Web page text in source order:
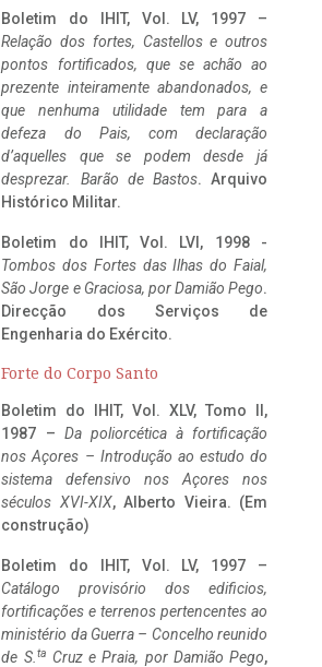
Boletim do IHIT, Vol. LV, 1997 –
Relação dos fortes, Castellos e outros
pontos fortificados, que se achão ao
prezente inteiramente abandonados, e
que nenhuma utilidade tem para a
defeza do Pais, com declaração
d’aquelles que se podem desde já
desprezar. Barão de Bastos. Arquivo
Histórico Militar.
Boletim do IHIT, Vol. LVI, 1998 -
Tombos dos Fortes das Ilhas do Faial,
São Jorge e Graciosa, por Damião Pego.
Direcção dos Serviços de
Engenharia do Exército.
Forte do Corpo Santo
Boletim do IHIT, Vol. XLV, Tomo II,
1987 – Da poliorcética à fortificação
nos Açores – Introdução ao estudo do
sistema defensivo nos Açores nos
séculos XVI-XIX, Alberto Vieira. (Em
construção)
Boletim do IHIT, Vol. LV, 1997 –
Catálogo provisório dos edificios,
fortificações e terrenos pertencentes ao
ministério da Guerra – Concelho reunido
de S. ta Cruz e Praia, por Damião Pego,